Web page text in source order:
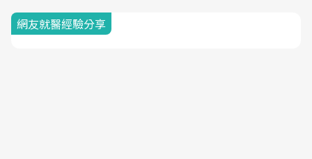
網友就醫經驗分享